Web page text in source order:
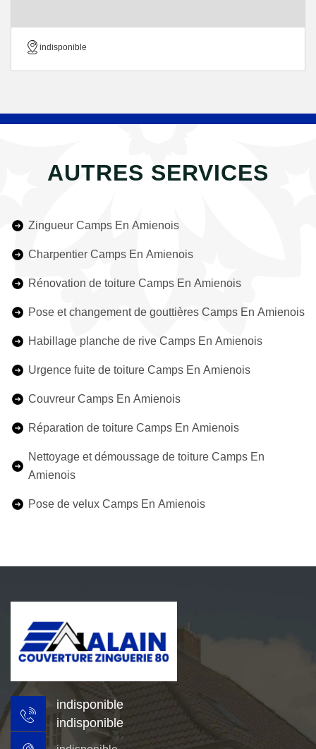
indisponible
AUTRES SERVICES
Zingueur Camps En Amienois
Charpentier Camps En Amienois
Rénovation de toiture Camps En Amienois
Pose et changement de gouttières Camps En Amienois
Habillage planche de rive Camps En Amienois
Urgence fuite de toiture Camps En Amienois
Couvreur Camps En Amienois
Réparation de toiture Camps En Amienois
Nettoyage et démoussage de toiture Camps En
Amienois
Pose de velux Camps En Amienois
indisponible
indisponible